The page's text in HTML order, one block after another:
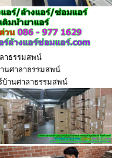
าธรรมสพน์
นศาลาธรรมสพน์
บ้านศาลาธรรมสพน์